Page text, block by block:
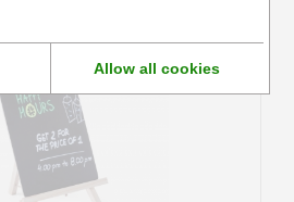
Allow all cookies